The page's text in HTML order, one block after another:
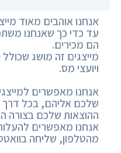
אנחנו אוהבים מאוד
עד כדי כך שאנחנו
הם מכירים.
מייצגים זה מושג
ויועצי מס.
אנחנו מאפשרים
שלכם אליהם, בכל
ההוצאות שלכם בצורה
אנחנו מאפשרים
מהטלפון, שליחה